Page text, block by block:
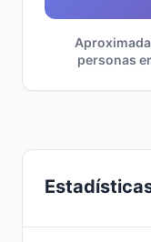
personas